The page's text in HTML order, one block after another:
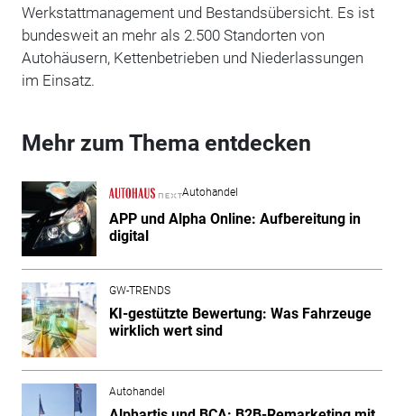
Werkstattmanagement und Bestandsübersicht. Es ist
bundesweit an mehr als 2.500 Standorten von
Autohäusern, Kettenbetrieben und Niederlassungen
im Einsatz.
Mehr zum Thema entdecken
Autohandel
APP und Alpha Online: Aufbereitung in
digital
GW-TRENDS
KI-gestützte Bewertung: Was Fahrzeuge
wirklich wert sind
Autohandel